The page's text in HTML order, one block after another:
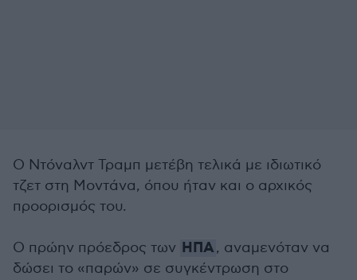
O Ντόναλντ Τραμπ μετέβη τελικά με ιδιωτικό
τζετ στη Μοντάνα, όπου ήταν και ο αρχικός
προορισμός του.
Ο πρώην πρόεδρος των ΗΠΑ, αναμενόταν να
δώσει το «παρών» σε συγκέντρωση στο